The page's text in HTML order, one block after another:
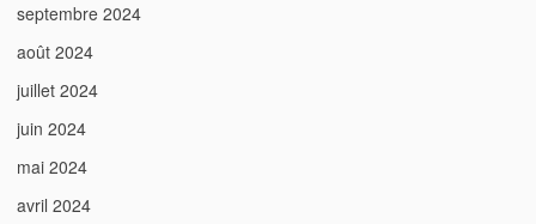
septembre 2024
août 2024
juillet 2024
juin 2024
mai 2024
avril 2024